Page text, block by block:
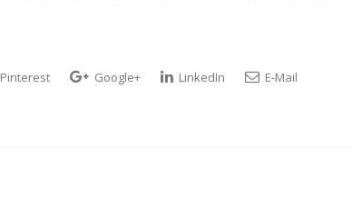
Pinterest Google+ LinkedIn E-Mail